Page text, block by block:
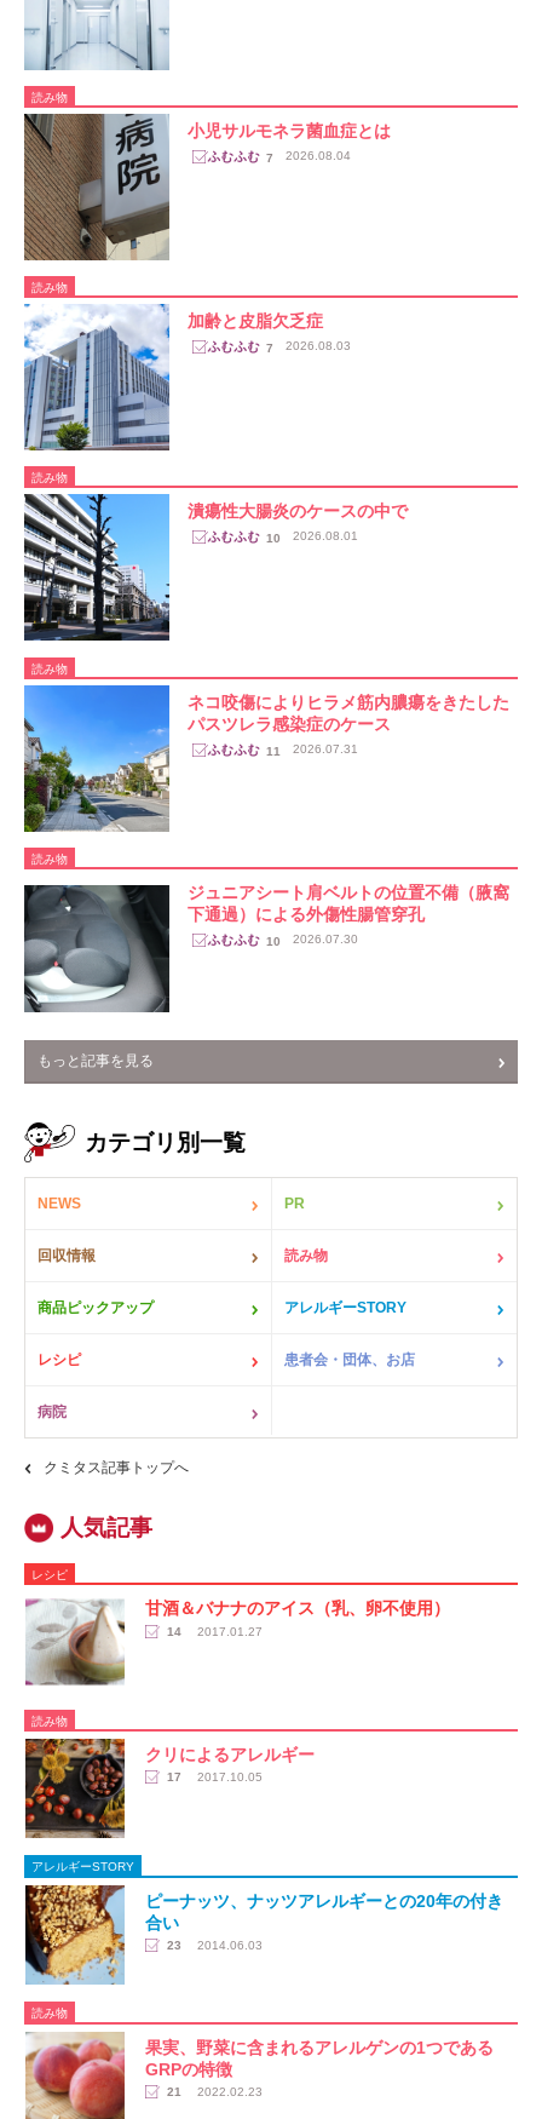
読み物
小児サルモネラ菌血症とは
7 2026.08.04
読み物
加齢と皮脂欠乏症
7 2026.08.03
読み物
潰瘍性大腸炎のケースの中で
10 2026.08.01
読み物
ネコ咬傷によりヒラメ筋内膿瘍をきたした
パスツレラ感染症のケース
11 2026.07.31
読み物
ジュニアシート肩ベルトの位置不備（腋窩
下通過）による外傷性腸管穿孔
10 2026.07.30
もっと記事を見る
カテゴリ別一覧
NEWS PR
回収情報 読み物
商品ピックアップ アレルギーSTORY
レシピ 患者会・団体、お店
病院
クミタス記事トップへ
レシピ
甘酒＆バナナのアイス（乳、卵不使用）
14 2017.01.27
読み物
クリによるアレルギー
17 2017.10.05
アレルギーSTORY
ピーナッツ、ナッツアレルギーとの20年の付き
合い
23 2014.06.03
読み物
果実、野菜に含まれるアレルゲンの1つである
GRPの特徴
21 2022.02.23